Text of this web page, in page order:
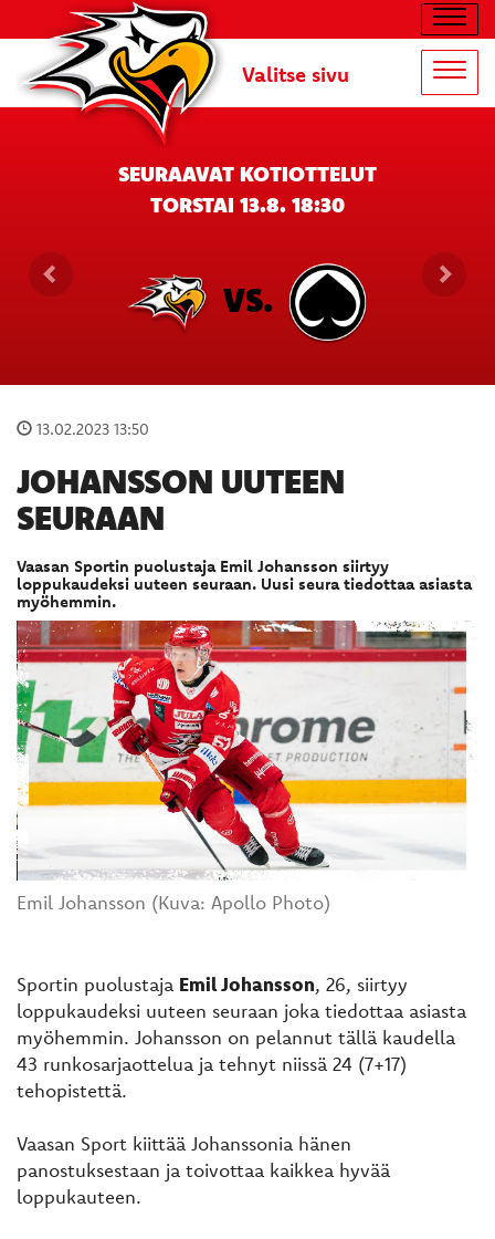
Valitse sivu
SEURAAVAT KOTIOTTELUT
TORSTAI 13.8. 18:30
VS.
13.02.2023 13:50
JOHANSSON UUTEEN
SEURAAN
Vaasan Sportin puolustaja Emil Johansson siirtyy
loppukaudeksi uuteen seuraan. Uusi seura tiedottaa asiasta
myöhemmin.
Emil Johansson (Kuva: Apollo Photo)
Sportin puolustaja Emil Johansson, 26, siirtyy
loppukaudeksi uuteen seuraan joka tiedottaa asiasta
myöhemmin. Johansson on pelannut tällä kaudella
43 runkosarjaottelua ja tehnyt niissä 24 (7+17)
tehopistettä.
Vaasan Sport kiittää Johanssonia hänen
panostuksestaan ja toivottaa kaikkea hyvää
loppukauteen.